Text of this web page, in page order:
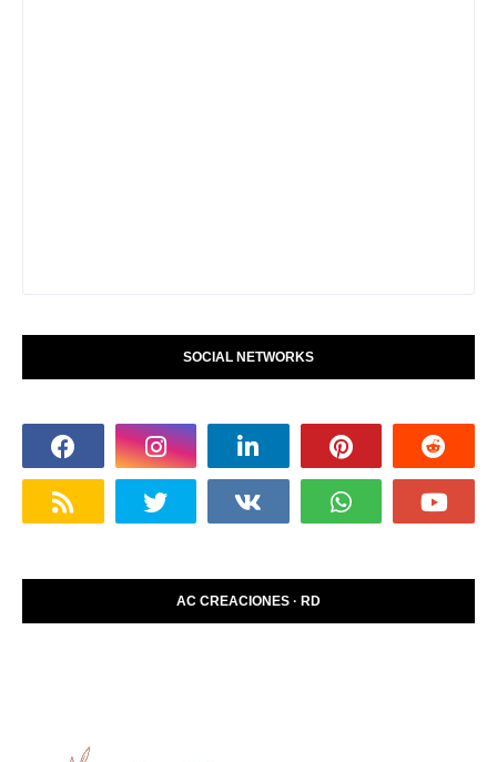
SOCIAL NETWORKS
AC CREACIONES · RD